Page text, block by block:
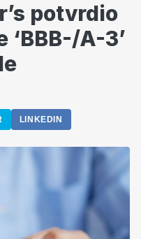
potvrdio
A-3’
LINKEDIN